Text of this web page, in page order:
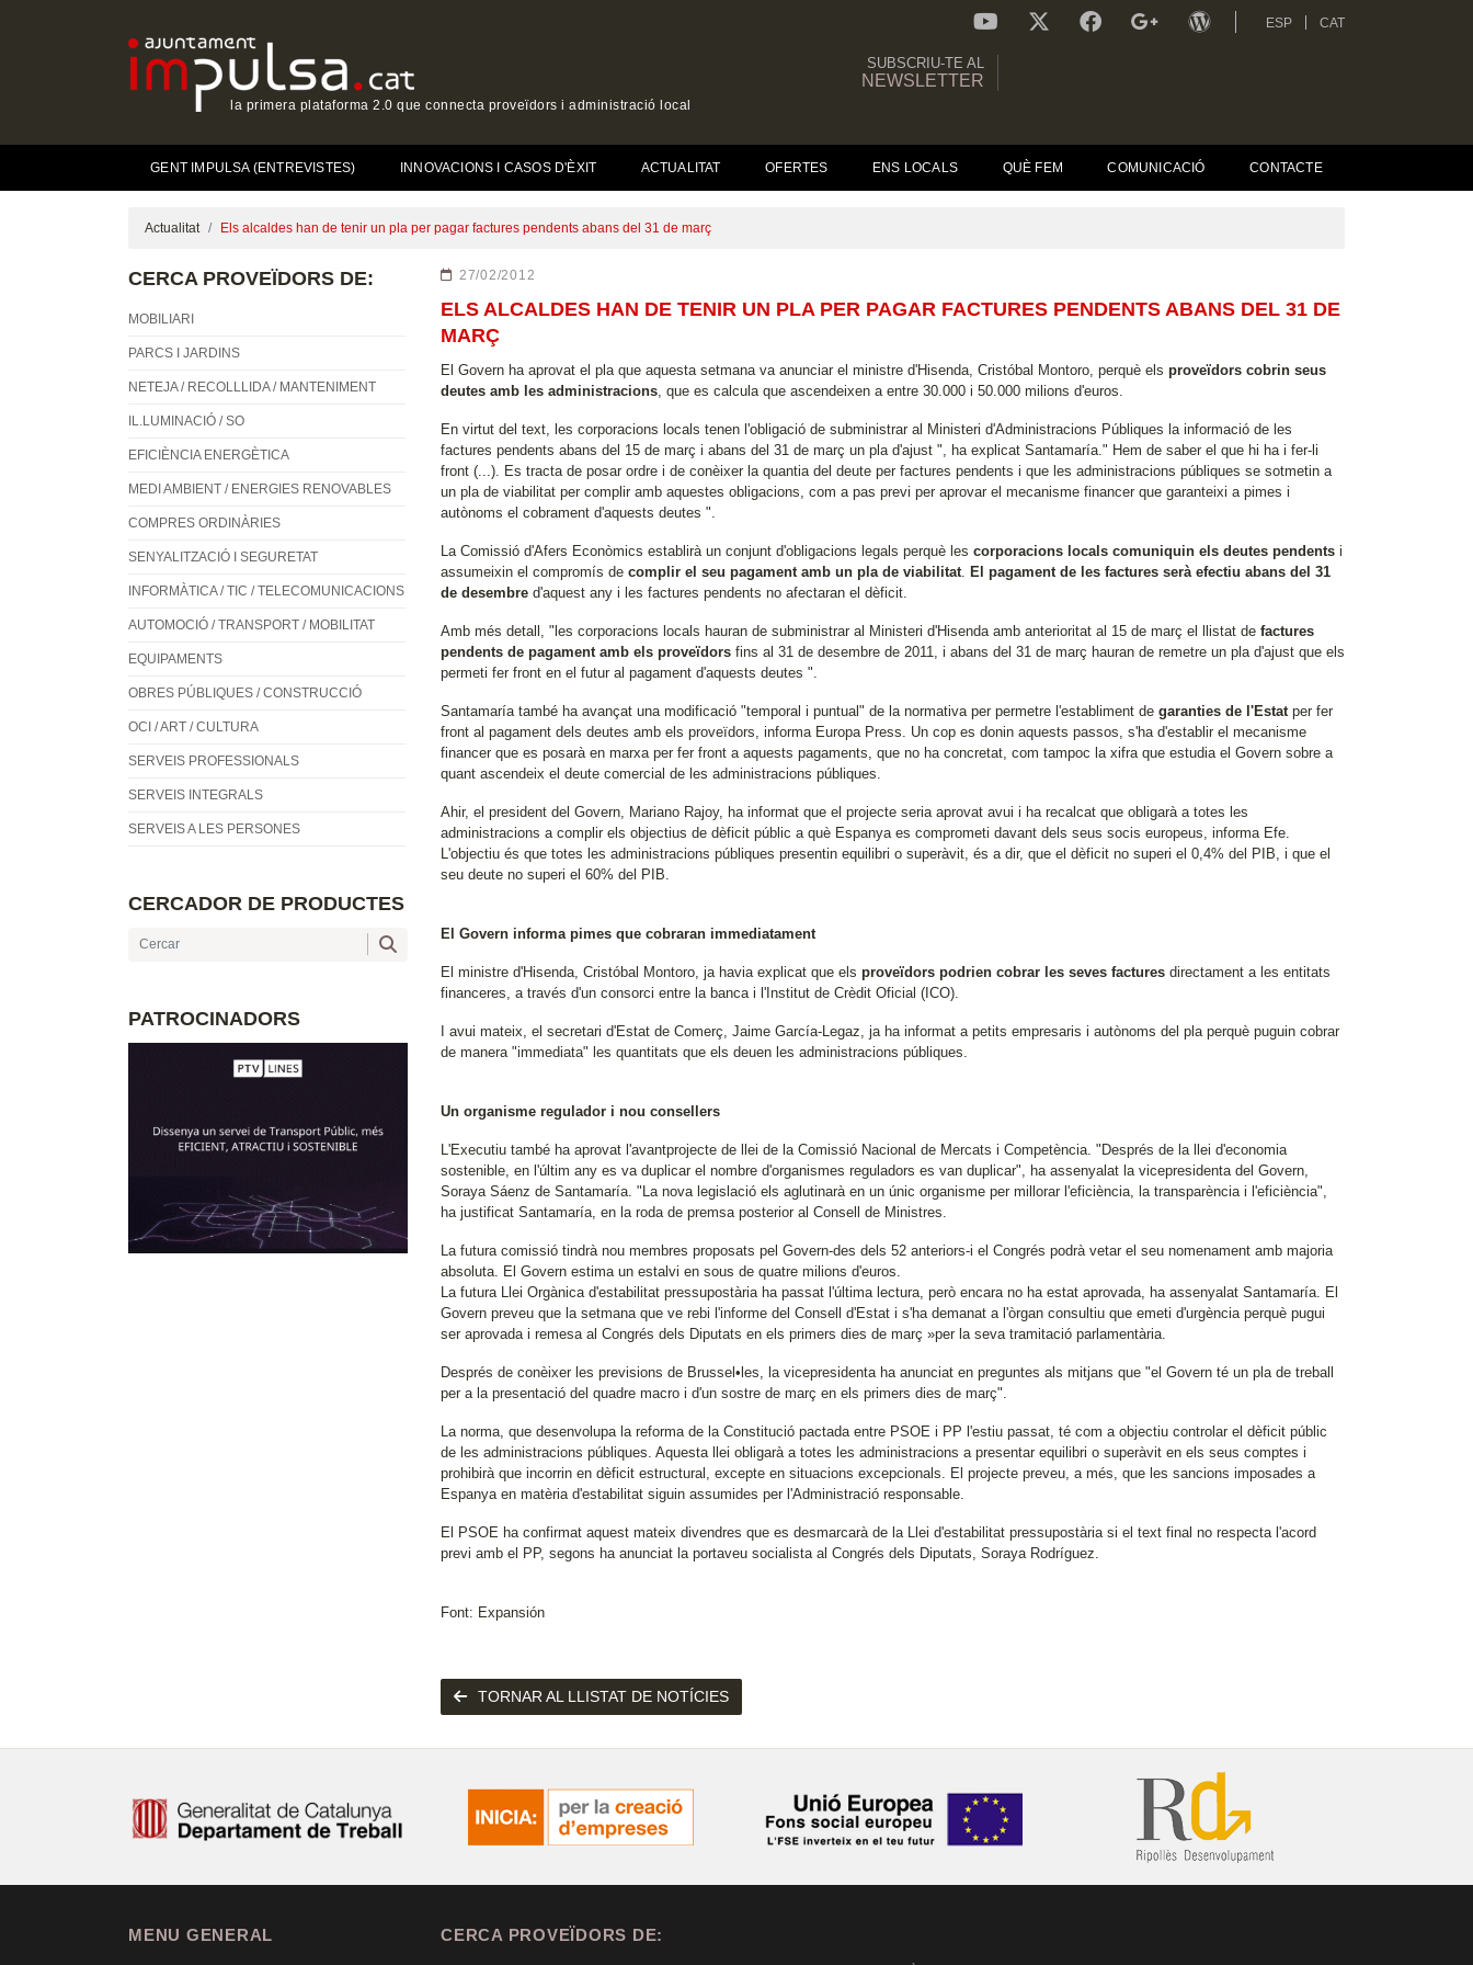
la primera plataforma 2.0 que connecta proveïdors i administració local
ESP CAT
SUBSCRIU-TE AL
NEWSLETTER
GENT IMPULSA (ENTREVISTES) INNOVACIONS I CASOS D'ÈXIT ACTUALITAT(CURRENT)OFERTES ENS LOCALS QUÈ FEM COMUNICACIÓ CONTACTE
Actualitat Els alcaldes han de tenir un pla per pagar factures pendents abans del 31 de març
CERCA PROVEÏDORS DE:
MOBILIARI
PARCS I JARDINS
NETEJA / RECOLLLIDA / MANTENIMENT
IL.LUMINACIÓ / SO
EFICIÈNCIA ENERGÈTICA
MEDI AMBIENT / ENERGIES RENOVABLES
COMPRES ORDINÀRIES
SENYALITZACIÓ I SEGURETAT
INFORMÀTICA / TIC / TELECOMUNICACIONS
AUTOMOCIÓ / TRANSPORT / MOBILITAT
EQUIPAMENTS
OBRES PÚBLIQUES / CONSTRUCCIÓ
OCI / ART / CULTURA
SERVEIS PROFESSIONALS
SERVEIS INTEGRALS
SERVEIS A LES PERSONES
CERCADOR DE PRODUCTES
PATROCINADORS
27/02/2012
ELS ALCALDES HAN DE TENIR UN PLA PER PAGAR FACTURES PENDENTS ABANS DEL 31 DE
MARÇ
El Govern ha aprovat el pla que aquesta setmana va anunciar el ministre d'Hisenda, Cristóbal Montoro, perquè els proveïdors cobrin seus
deutes amb les administracions, que es calcula que ascendeixen a entre 30.000 i 50.000 milions d'euros.
En virtut del text, les corporacions locals tenen l'obligació de subministrar al Ministeri d'Administracions Públiques la informació de les
factures pendents abans del 15 de març i abans del 31 de març un pla d'ajust ", ha explicat Santamaría." Hem de saber el que hi ha i fer-li
front (...). Es tracta de posar ordre i de conèixer la quantia del deute per factures pendents i que les administracions públiques se sotmetin a
un pla de viabilitat per complir amb aquestes obligacions, com a pas previ per aprovar el mecanisme financer que garanteixi a pimes i
autònoms el cobrament d'aquests deutes ".
La Comissió d'Afers Econòmics establirà un conjunt d'obligacions legals perquè les corporacions locals comuniquin els deutes pendents i
assumeixin el compromís de complir el seu pagament amb un pla de viabilitat. El pagament de les factures serà efectiu abans del 31
de desembre d'aquest any i les factures pendents no afectaran el dèficit.
Amb més detall, "les corporacions locals hauran de subministrar al Ministeri d'Hisenda amb anterioritat al 15 de març el llistat de factures
pendents de pagament amb els proveïdors fins al 31 de desembre de 2011, i abans del 31 de març hauran de remetre un pla d'ajust que els
permeti fer front en el futur al pagament d'aquests deutes ".
Santamaría també ha avançat una modificació "temporal i puntual" de la normativa per permetre l'establiment de garanties de l'Estat per fer
front al pagament dels deutes amb els proveïdors, informa Europa Press. Un cop es donin aquests passos, s'ha d'establir el mecanisme
financer que es posarà en marxa per fer front a aquests pagaments, que no ha concretat, com tampoc la xifra que estudia el Govern sobre a
quant ascendeix el deute comercial de les administracions públiques.
Ahir, el president del Govern, Mariano Rajoy, ha informat que el projecte seria aprovat avui i ha recalcat que obligarà a totes les
administracions a complir els objectius de dèficit públic a què Espanya es comprometi davant dels seus socis europeus, informa Efe.
L'objectiu és que totes les administracions públiques presentin equilibri o superàvit, és a dir, que el dèficit no superi el 0,4% del PIB, i que el
seu deute no superi el 60% del PIB.
El Govern informa pimes que cobraran immediatament
El ministre d'Hisenda, Cristóbal Montoro, ja havia explicat que els proveïdors podrien cobrar les seves factures directament a les entitats
financeres, a través d'un consorci entre la banca i l'Institut de Crèdit Oficial (ICO).
I avui mateix, el secretari d'Estat de Comerç, Jaime García-Legaz, ja ha informat a petits empresaris i autònoms del pla perquè puguin cobrar
de manera "immediata" les quantitats que els deuen les administracions públiques.
Un organisme regulador i nou consellers
L'Executiu també ha aprovat l'avantprojecte de llei de la Comissió Nacional de Mercats i Competència. "Després de la llei d'economia
sostenible, en l'últim any es va duplicar el nombre d'organismes reguladors es van duplicar", ha assenyalat la vicepresidenta del Govern,
Soraya Sáenz de Santamaría. "La nova legislació els aglutinarà en un únic organisme per millorar l'eficiència, la transparència i l'eficiència",
ha justificat Santamaría, en la roda de premsa posterior al Consell de Ministres.
La futura comissió tindrà nou membres proposats pel Govern-des dels 52 anteriors-i el Congrés podrà vetar el seu nomenament amb majoria
absoluta. El Govern estima un estalvi en sous de quatre milions d'euros.
La futura Llei Orgànica d'estabilitat pressupostària ha passat l'última lectura, però encara no ha estat aprovada, ha assenyalat Santamaría. El
Govern preveu que la setmana que ve rebi l'informe del Consell d'Estat i s'ha demanat a l'òrgan consultiu que emeti d'urgència perquè pugui
ser aprovada i remesa al Congrés dels Diputats en els primers dies de març »per la seva tramitació parlamentària.
Després de conèixer les previsions de Brussel•les, la vicepresidenta ha anunciat en preguntes als mitjans que "el Govern té un pla de treball
per a la presentació del quadre macro i d'un sostre de març en els primers dies de març".
La norma, que desenvolupa la reforma de la Constitució pactada entre PSOE i PP l'estiu passat, té com a objectiu controlar el dèficit públic
de les administracions públiques. Aquesta llei obligarà a totes les administracions a presentar equilibri o superàvit en els seus comptes i
prohibirà que incorrin en dèficit estructural, excepte en situacions excepcionals. El projecte preveu, a més, que les sancions imposades a
Espanya en matèria d'estabilitat siguin assumides per l'Administració responsable.
El PSOE ha confirmat aquest mateix divendres que es desmarcarà de la Llei d'estabilitat pressupostària si el text final no respecta l'acord
previ amb el PP, segons ha anunciat la portaveu socialista al Congrés dels Diputats, Soraya Rodríguez.
Font: Expansión
TORNAR AL LLISTAT DE NOTÍCIES
MENU GENERAL CERCA PROVEÏDORS DE: